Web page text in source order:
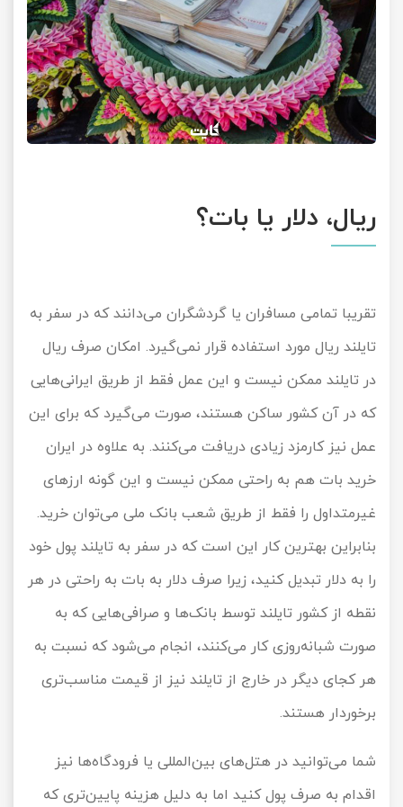
ریال، دلار یا بات؟
تقریبا تمامی مسافران یا گردشگران می‌دانند که در سفر به
تایلند ریال مورد استفاده قرار نمی‌گیرد. امکان صرف ریال
در تایلند ممکن نیست و این عمل فقط از طریق ایرانی‌هایی
که در آن کشور ساکن هستند، صورت می‌گیرد که برای این
عمل نیز کارمزد زیادی دریافت می‌کنند. به علاوه در ایران
خرید بات هم به راحتی ممکن نیست و این گونه ارزهای
غیرمتداول را فقط از طریق شعب بانک ملی می‌توان خرید.
بنابراین بهترین کار این است که در سفر به تایلند پول خود
را به دلار تبدیل کنید، زیرا صرف دلار به بات به راحتی در هر
نقطه از کشور تایلند توسط بانک‌ها و صرافی‌هایی که به
صورت شبانه‌روزی کار می‌کنند، انجام می‌شود که نسبت به
هر کجای دیگر در خارج از تایلند نیز از قیمت مناسب‌تری
برخوردار هستند.
شما می‌توانید در هتل‌های بین‌المللی یا فرودگاه‌ها نیز
اقدام به صرف پول کنید اما به دلیل هزینه پایین‌تری که